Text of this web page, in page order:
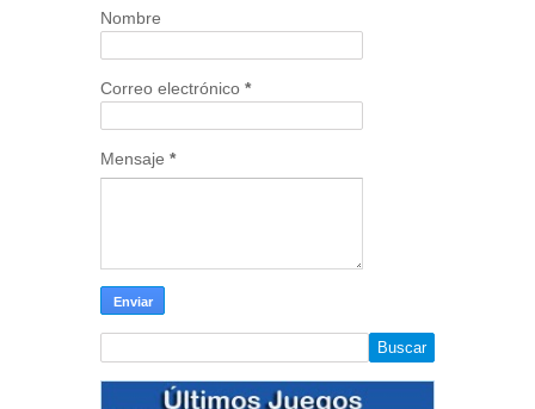
Nombre
Correo electrónico *
Mensaje *